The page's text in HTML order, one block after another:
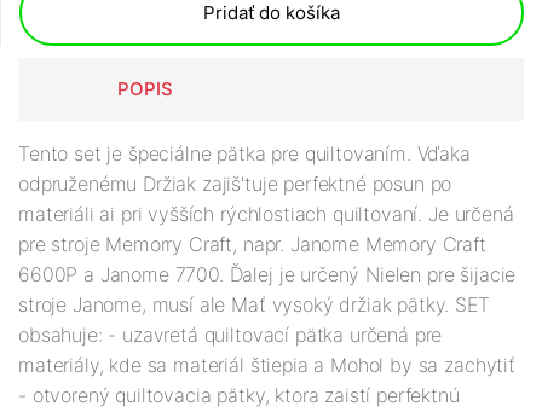
Pridať do košíka
POPIS
Tento set je špeciálne pätka pre quiltovaním. Vďaka
odpruženému Držiak zajiš'tuje perfektné posun po
materiáli ai pri vyšších rýchlostiach quiltovaní. Je určená
pre stroje Memorry Craft, napr. Janome Memory Craft
6600P a Janome 7700. Ďalej je určený Nielen pre šijacie
stroje Janome, musí ale Mať vysoký držiak pätky. SET
obsahuje: - uzavretá quiltovací pätka určená pre
materiály, kde sa materiál štiepia a Mohol by sa zachytiť
- otvorený quiltovacia pätky, ktora zaistí perfektnú